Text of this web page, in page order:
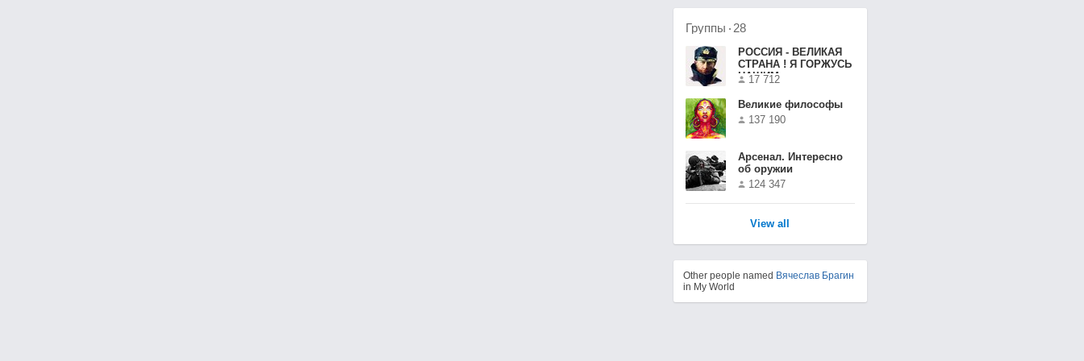
Группы 28
РОССИЯ - ВЕЛИКАЯ
СТРАНА ! Я ГОРЖУСЬ
НАШИМ
17 712
Великие философы
137 190
Арсенал. Интересно
об оружии
124 347
View all
Other people named Вячеслав Брагин
in My World